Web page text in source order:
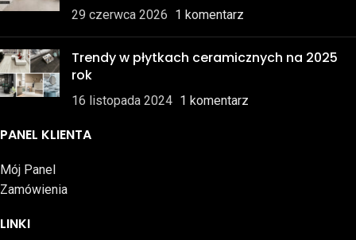
29 czerwca 2026 1 komentarz
Trendy w płytkach ceramicznych na 2025
rok
16 listopada 2024 1 komentarz
PANEL KLIENTA
Mój Panel
Zamówienia
LINKI